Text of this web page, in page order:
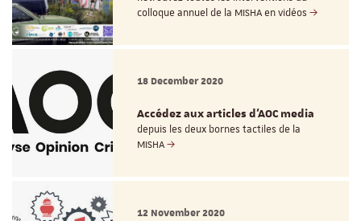
colloque annuel de la MISHA en vidéos
18 December 2020
Accédez aux articles d'AOC media
depuis les deux bornes tactiles de la
MISHA
12 November 2020